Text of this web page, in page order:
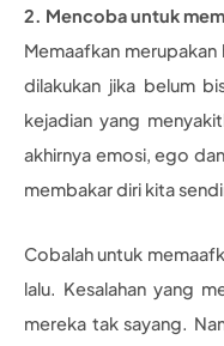
2. Mencoba untuk
Memaafkan merupakan
dilakukan jika belum
kejadian yang
akhirnya emosi, ego
membakar diri kita
Cobalah untuk
lalu. Kesalahan yang
mereka tak sayang.